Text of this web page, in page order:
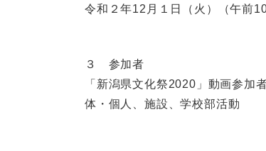
令和２年12月１日（火）（午前
３ 参加者
「新潟県文化祭2020」動画参加
体・個人、施設、学校部活動